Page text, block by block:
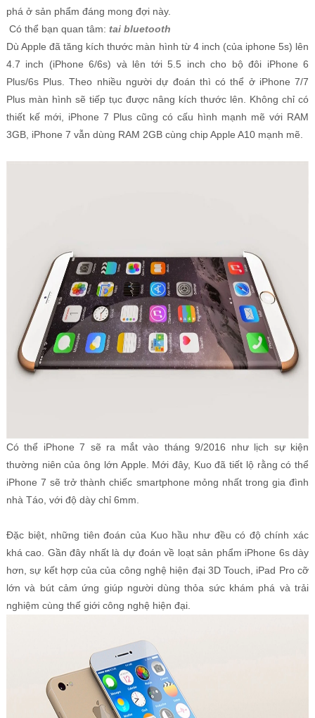
phá ở sản phẩm đáng mong đợi này.
Có thể bạn quan tâm: tai bluetooth
Dù Apple đã tăng kích thước màn hình từ 4 inch (của iphone 5s) lên
4.7 inch (iPhone 6/6s) và lên tới 5.5 inch cho bộ đôi iPhone 6
Plus/6s Plus. Theo nhiều người dự đoán thì có thể ở iPhone 7/7
Plus màn hình sẽ tiếp tục được nâng kích thước lên. Không chỉ có
thiết kế mới, iPhone 7 Plus cũng có cấu hình mạnh mẽ với RAM
3GB, iPhone 7 vẫn dùng RAM 2GB cùng chip Apple A10 mạnh mẽ.
Có thể iPhone 7 sẽ ra mắt vào tháng 9/2016 như lịch sự kiện
thường niên của ông lớn Apple. Mới đây, Kuo đã tiết lộ rằng có thể
iPhone 7 sẽ trở thành chiếc smartphone mỏng nhất trong gia đình
nhà Táo, với độ dày chỉ 6mm.
Đặc biệt, những tiên đoán của Kuo hầu như đều có độ chính xác
khá cao. Gần đây nhất là dự đoán về loạt sản phẩm iPhone 6s dày
hơn, sự kết hợp của của công nghệ hiện đại 3D Touch, iPad Pro cỡ
lớn và bút cảm ứng giúp người dùng thỏa sức khám phá và trải
nghiệm cùng thế giới công nghệ hiện đại.